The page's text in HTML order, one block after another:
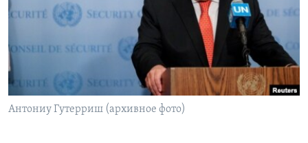
Learning English
СОЦИАЛЬНЫЕ СЕТИ
Антониу Гутерриш (архивное фото)